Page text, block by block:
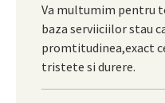
Va multumim pentru
baza serviiciilor stau
promtitudinea,exact
tristete si durere.